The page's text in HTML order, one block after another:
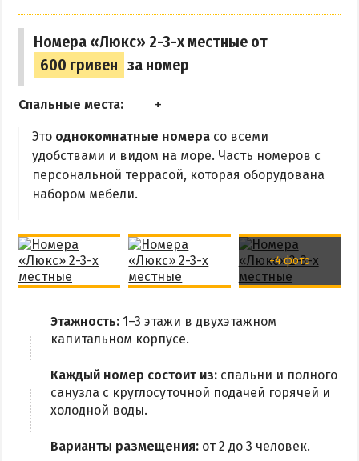
Отдых с бассейном
Отдых на первой линии
Отдых на набережной
Квартиры посуточно
Номера «Люкс» 2-3-х местные от
600 гривен за номер
Спальные места:
Это однокомнатные номера со всеми
удобствами и видом на море. Часть номеров с
персональной террасой, которая оборудована
набором мебели.
+4 фото
Этажность: 1–3 этажи в двухэтажном
капитальном корпусе.
Каждый номер состоит из: спальни и полного
санузла с круглосуточной подачей горячей и
холодной воды.
Варианты размещения: от 2 до 3 человек.